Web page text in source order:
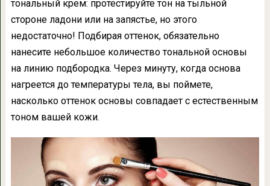
тональный крем: протестируйте тон на тыльной
стороне ладони или на запястье, но этого
недостаточно! Подбирая оттенок, обязательно
нанесите небольшое количество тональной основы
на линию подбородка. Через минуту, когда основа
нагреется до температуры тела, вы поймете,
насколько оттенок основы совпадает с естественным
тоном вашей кожи.